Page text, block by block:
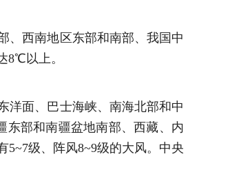
、西南地区东部和南部、我国中
8℃以上。
洋面、巴士海峡、南海北部和中
东部和南疆盆地南部、西藏、内
级、阵风8~9级的大风。中央